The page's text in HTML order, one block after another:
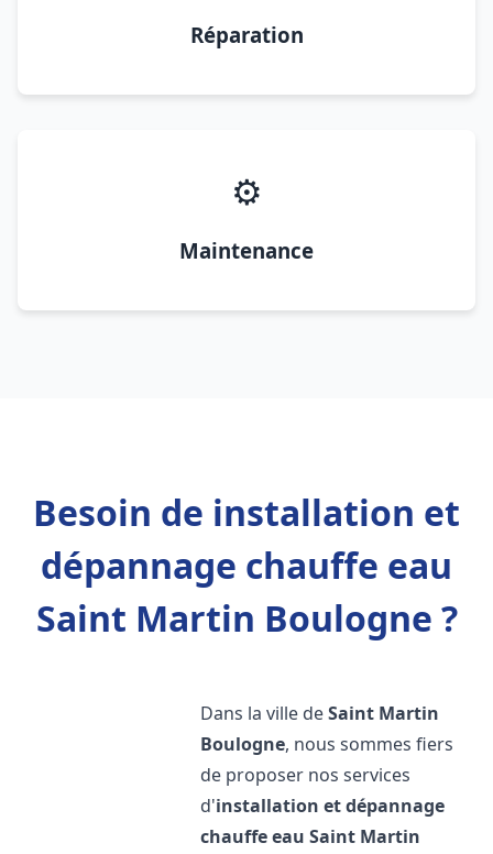
Réparation
⚙️
Maintenance
Besoin de installation et
dépannage chauffe eau
Saint Martin Boulogne ?
Dans la ville deSaint Martin
Boulogne, nous sommes fiers
de proposer nos services
d'installation et dépannage
chauffe eau Saint Martin